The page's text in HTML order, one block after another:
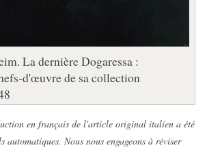
La dernière Dogaressa :
d'œuvre de sa collection
en français de l'article original italien a été
Nous nous engageons à réviser